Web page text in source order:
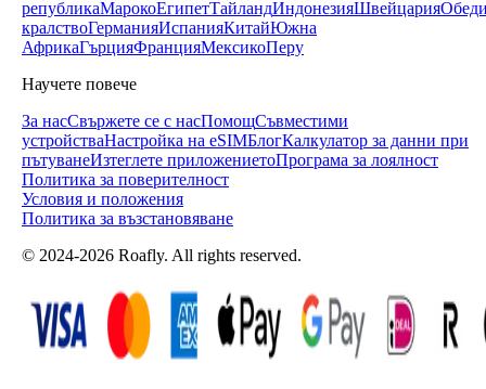
републикаМарокоЕгипетТайландИндонезияШвейцария
кралствоГерманияИспанияКитайЮжна
АфрикаГърцияФранцияМексикоПеру
Научете повече
За насСвържете се с насПомощСъвместими
устройстваНастройка на eSIMБлогКалкулатор за данни при
пътуванеИзтеглете приложениетоПрограма за лоялност
Политика за поверителност
Условия и положения
Политика за възстановяване
© 2024-2026 Roafly. All rights reserved.